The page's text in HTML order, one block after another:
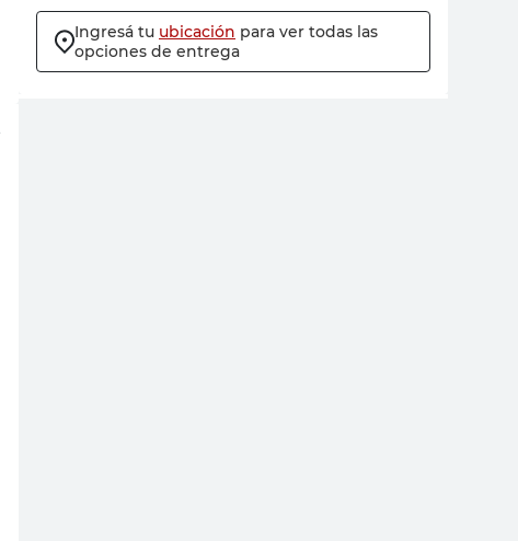
Ingresá tu ubicación para ver todas las
opciones de entrega